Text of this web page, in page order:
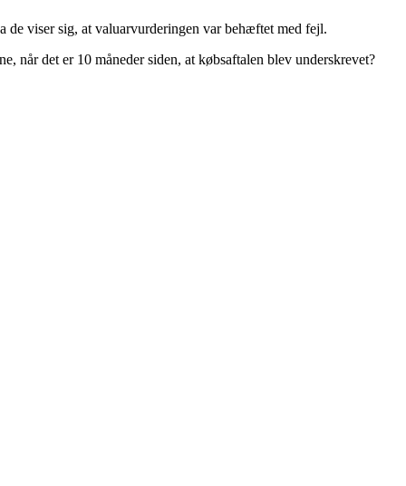
de viser sig, at valuarvurderingen var behæftet med fejl.
når det er 10 måneder siden, at købsaftalen blev underskrevet?